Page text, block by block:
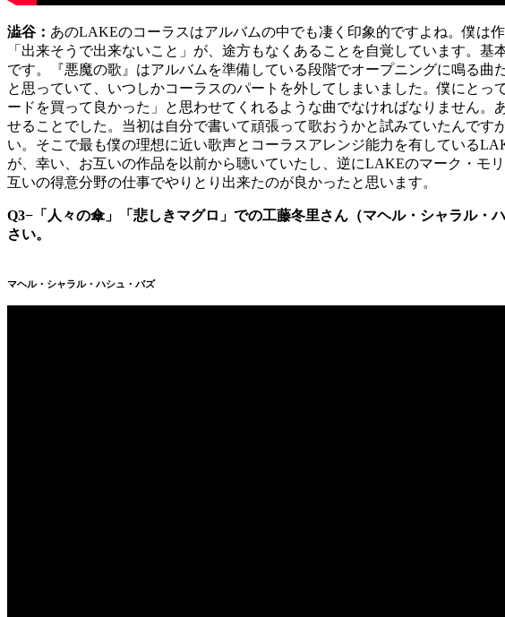
澁谷： あのLAKEのコーラスはアルバムの中でも凄く印象的ですよね。僕は
「出来そうで出来ないこと」が、途方もなくあることを自覚しています。
です。『悪魔の歌』はアルバムを準備している段階でオープニングに鳴る
と思っていて、いつしかコーラスのパートを外してしまいました。僕にと
ードを買って良かった」と思わせてくれるような曲でなければなりません
せることでした。当初は自分で書いて頑張って歌おうかと試みていたんで
い。そこで最も僕の理想に近い歌声とコーラスアレンジ能力を有している
が、幸い、お互いの作品を以前から聴いていたし、逆にLAKEのマーク・モ
互いの得意分野の仕事でやりとり出来たのが良かったと思います。
Q3−「人々の傘」「悲しきマグロ」での工藤冬里さん（マヘル・シャラル
さい。
マヘル・シャラル・ハシュ・バズ